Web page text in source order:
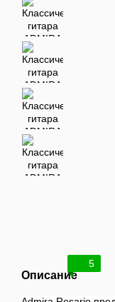
5
Описание